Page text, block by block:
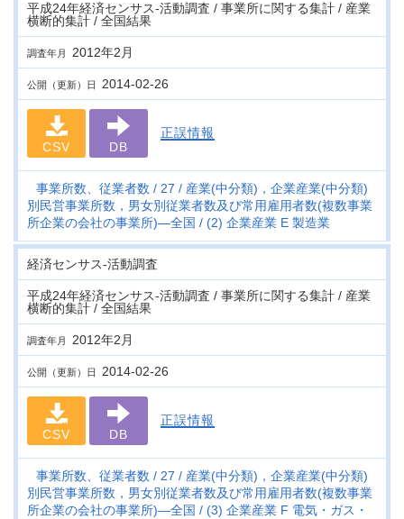
平成24年経済センサス‐活動調査 / 事業所に関する集計 / 産業
横断的集計 / 全国結果
調査年月 2012年2月
公開（更新）日 2014-02-26
CSV DB
正誤情報
事業所数、従業者数 27
産業(中分類)，企業産業(中分類)
別民営事業所数，男女別従業者数及び常用雇用者数(複数事業
所企業の会社の事業所)―全国
(2) 企業産業 E 製造業
経済センサス‐活動調査
平成24年経済センサス‐活動調査 / 事業所に関する集計 / 産業
横断的集計 / 全国結果
調査年月 2012年2月
公開（更新）日 2014-02-26
CSV DB
正誤情報
事業所数、従業者数 27
産業(中分類)，企業産業(中分類)
別民営事業所数，男女別従業者数及び常用雇用者数(複数事業
所企業の会社の事業所)―全国
(3) 企業産業 F 電気・ガス・